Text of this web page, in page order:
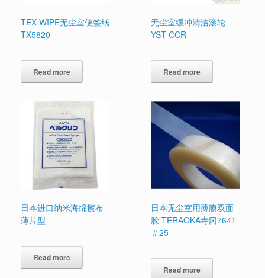
TEX WIPE无尘室便签纸
TX5820
Read more
无尘室缓冲清洁滚轮
YST-CCR
Read more
日本进口纳米海绵擦布
薄片型
Read more
日本无尘室用薄膜双面
胶 TERAOKA寺冈7641
＃25
Read more